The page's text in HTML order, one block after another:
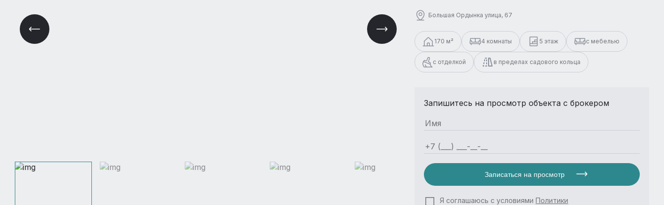
Большая Ордынка улица, 67
170 м² 4 комнаты 5 этаж с мебелью
с отделкой в пределах садового кольца
Запишитесь на просмотр объекта с брокером
Записаться на просмотр
Я соглашаюсь с условиямиПолитики